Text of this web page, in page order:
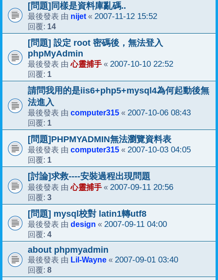
[問題]同樣是資料庫亂碼..
最後發表 由 nijet « 2007-11-12 15:52
回覆: 14
[問題] 設定 root 密碼後，無法登入
phpMyAdmin
最後發表 由心靈捕手 « 2007-10-10 22:52
回覆: 1
請問我用的是iis6+php5+mysql4為何起動後無
法進入
最後發表 由 computer315 « 2007-10-06 08:43
回覆: 1
[問題]PHPMYADMIN無法瀏覽資料表
最後發表 由 computer315 « 2007-10-03 04:05
回覆: 1
[討論]求救----安裝過程出現問題
最後發表 由心靈捕手 « 2007-09-11 20:56
回覆: 3
[問題] mysql校對 latin1轉utf8
最後發表 由 design « 2007-09-11 04:00
回覆: 4
about phpmyadmin
最後發表 由 Lil-Wayne « 2007-09-01 03:40
回覆: 8